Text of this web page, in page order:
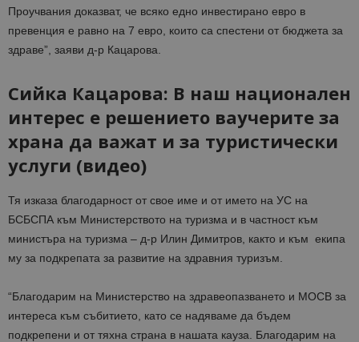
Проучвания доказват, че всяко едно инвестирано евро в
превенция е равно на 7 евро, които са спестени от бюджета за
здраве”, заяви д-р Кацарова.
Сийка Кацарова: В наш национален
интерес е решението ваучерите за
храна да важат и за туристически
услуги (видео)
Тя изказа благодарност от свое име и от името на УС на
БСБСПА към Министерството на туризма и в частност към
министъра на туризма – д-р Илин Димитров, както и към екипа
му за подкрепата за развитие на здравния туризъм.
“Благодарим на Министерство на здравеопазването и МОСВ за
интереса към събитието, като се надяваме да бъдем
подкрепени и от тяхна страна в нашата кауза. Благодарим на